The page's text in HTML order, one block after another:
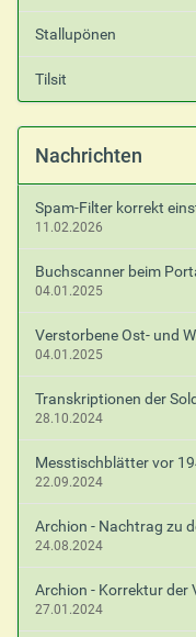
Stallupönen
Tilsit
Nachrichten
Spam-Filter korrekt
11.02.2026
Buchscanner beim
04.01.2025
Verstorbene Ost- und
04.01.2025
Transkriptionen der
28.10.2024
Messtischblätter vor
22.09.2024
Archion - Nachtrag zu
24.08.2024
Archion - Korrektur der
27.01.2024